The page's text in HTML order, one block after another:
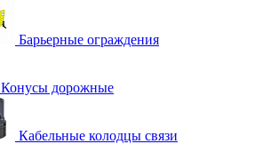
Барьерные ограждения
Конусы дорожные
Кабельные колодцы связи